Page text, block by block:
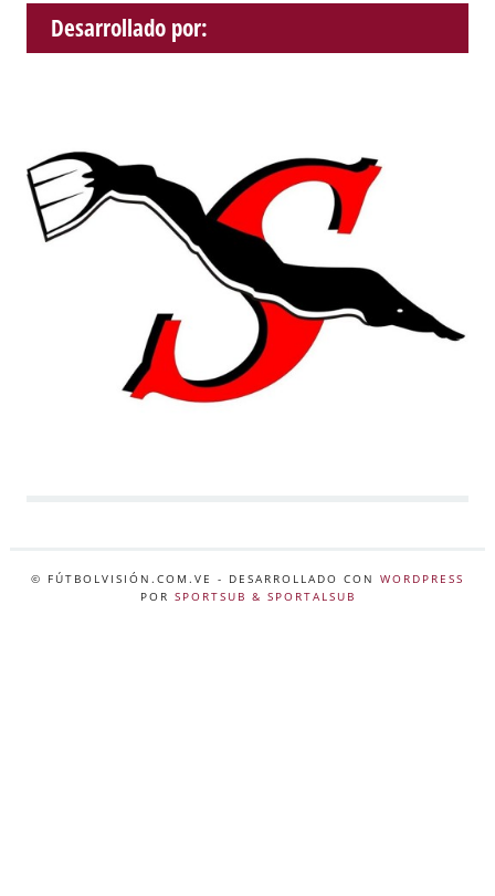
Desarrollado por:
© FÚTBOLVISIÓN.COM.VE - DESARROLLADO CON WORDPRESS
POR SPORTSUB & SPORTALSUB